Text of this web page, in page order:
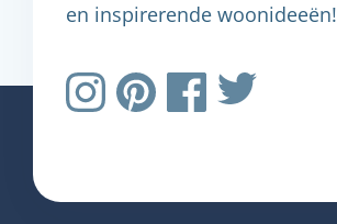
en inspirerende woonideeën!